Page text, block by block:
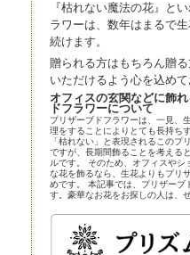
『枯れない魔法の花』と
ラワーは、数年はまるで
続けます。
贈られる方はもちろん贈
いただけるよう心を込めて
オフィスの玄関などに飾
ドフラワーについて
プリザーブドフラワーは、一見、
理をすることによりとても長持ち
「枯れない」と表現されるこのプ
ですが、長期間飾ることを考える
ルです。 そのため、オフィスや
な花を飾るなら、生花よりもプリ
めです。 本記事では、プリザーブ
す。豪華なお花をお探しの人は、
プリザーブドフラワーと
プリザーブドフラワーは、近年、
よく知らなくても目にしている人
ブドフラワーとほかの花とを比較